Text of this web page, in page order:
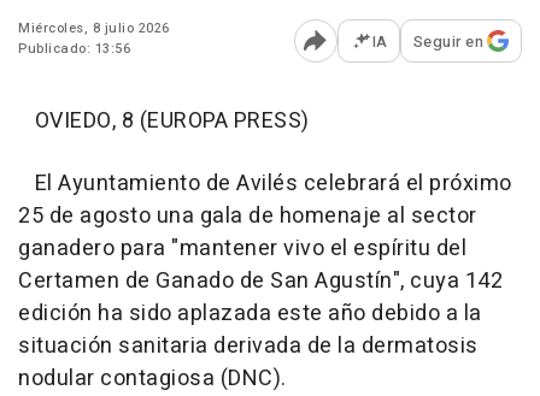
Miércoles, 8 julio 2026
Publicado: 13:56
Abrir opciones para
IA Seguir en
OVIEDO, 8 (EUROPA PRESS)
El Ayuntamiento de Avilés celebrará el próximo
25 de agosto una gala de homenaje al sector
ganadero para "mantener vivo el espíritu del
Certamen de Ganado de San Agustín", cuya 142
edición ha sido aplazada este año debido a la
situación sanitaria derivada de la dermatosis
nodular contagiosa (DNC).